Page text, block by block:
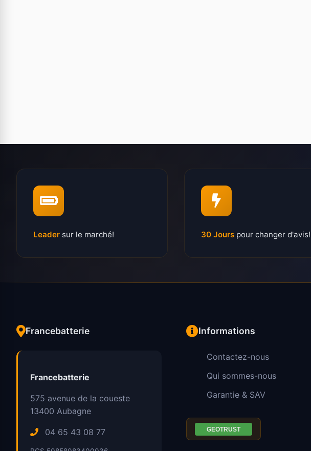
Leader sur le marché! 30 Jours pour changer d'avis!
Francebatterie
Francebatterie
575 avenue de la coueste
13400 Aubagne
04 65 43 08 77
Informations
Contactez-nous
Qui sommes-nous
Garantie & SAV